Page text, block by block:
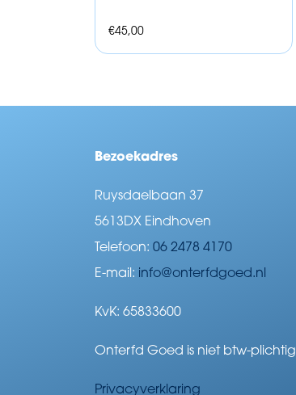
€45,00
Bezoekadres
Ruysdaelbaan 37
5613DX Eindhoven
Telefoon: 06 2478 4170
E-mail: info@onterfdgoed.nl
KvK: 65833600
Onterfd Goed is niet btw-plichtig
Privacyverklaring